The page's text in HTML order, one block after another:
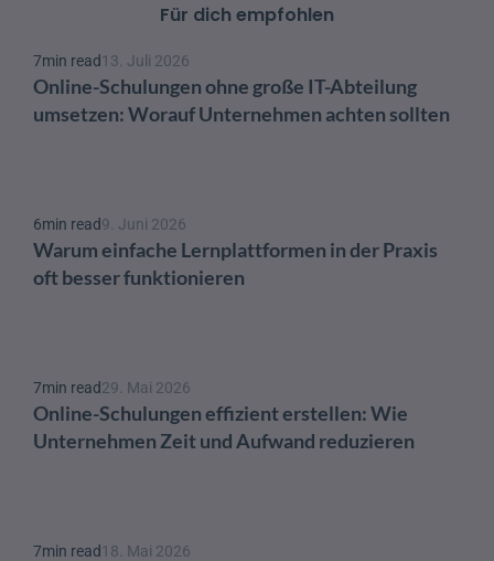
Für dich empfohlen
7min read13. Juli 2026
Online-Schulungen ohne große IT-Abteilung
umsetzen: Worauf Unternehmen achten sollten
6min read9. Juni 2026
Warum einfache Lernplattformen in der Praxis
oft besser funktionieren
7min read29. Mai 2026
Online-Schulungen effizient erstellen: Wie
Unternehmen Zeit und Aufwand reduzieren
7min read18. Mai 2026